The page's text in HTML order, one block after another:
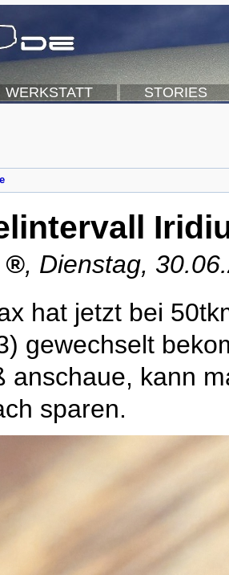
WERKSTATT STORIES
, Dienstag,
hat jetzt bei
gewechselt
anschaue, kann
sparen.